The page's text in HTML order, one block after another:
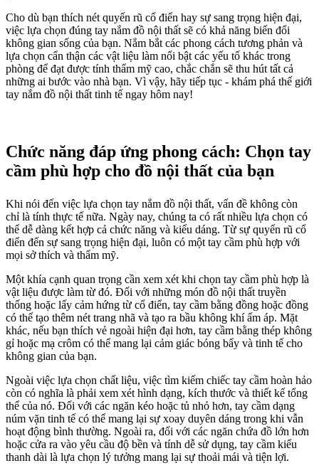
Cho dù bạn thích nét quyến rũ cổ điển hay sự sang trọng hiện đại,
việc lựa chọn đúng tay nắm đồ nội thất sẽ có khả năng biến đổi
không gian sống của bạn. Nắm bắt các phong cách tương phản và
lựa chọn cẩn thận các vật liệu làm nổi bật các yếu tố khác trong
phòng để đạt được tính thẩm mỹ cao, chắc chắn sẽ thu hút tất cả
những ai bước vào nhà bạn. Vì vậy, hãy tiếp tục - khám phá thế giới
tay nắm đồ nội thất tinh tế ngay hôm nay!
Chức năng đáp ứng phong cách: Chọn tay
cầm phù hợp cho đồ nội thất của bạn
Khi nói đến việc lựa chọn tay nắm đồ nội thất, vấn đề không còn
chỉ là tính thực tế nữa. Ngày nay, chúng ta có rất nhiều lựa chọn có
thể dễ dàng kết hợp cả chức năng và kiểu dáng. Từ sự quyến rũ cổ
điển đến sự sang trọng hiện đại, luôn có một tay cầm phù hợp với
mọi sở thích và thẩm mỹ.
Một khía cạnh quan trọng cần xem xét khi chọn tay cầm phù hợp là
vật liệu được làm từ đó. Đối với những món đồ nội thất truyền
thống hoặc lấy cảm hứng từ cổ điển, tay cầm bằng đồng hoặc đồng
có thể tạo thêm nét trang nhã và tạo ra bầu không khí ấm áp. Mặt
khác, nếu bạn thích vẻ ngoài hiện đại hơn, tay cầm bằng thép không
gỉ hoặc mạ crôm có thể mang lại cảm giác bóng bẩy và tinh tế cho
không gian của bạn.
Ngoài việc lựa chọn chất liệu, việc tìm kiếm chiếc tay cầm hoàn hảo
còn có nghĩa là phải xem xét hình dạng, kích thước và thiết kế tổng
thể của nó. Đối với các ngăn kéo hoặc tủ nhỏ hơn, tay cầm dạng
núm vặn tinh tế có thể mang lại sự xoay duyên dáng trong khi vẫn
hoạt động bình thường. Ngoài ra, đối với các ngăn chứa đồ lớn hơn
hoặc cửa ra vào yêu cầu độ bền và tính dễ sử dụng, tay cầm kiểu
thanh dài là lựa chọn lý tưởng mang lại sự thoải mái và tiện lợi.